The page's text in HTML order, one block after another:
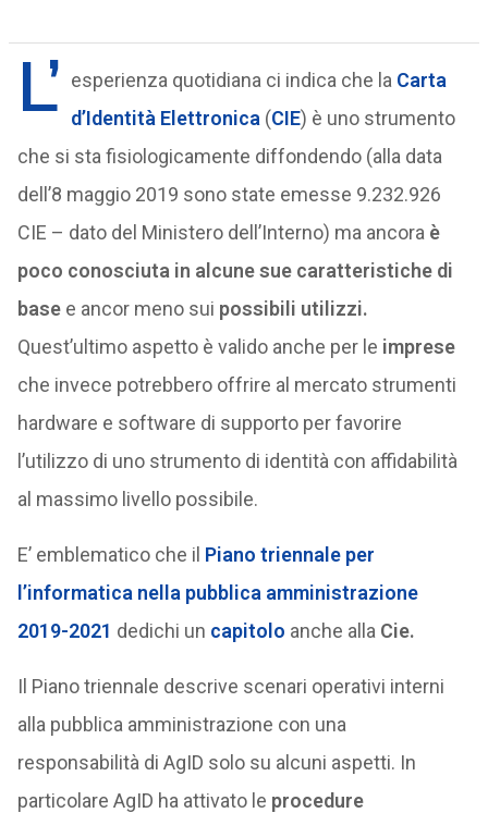
L’ esperienza quotidiana ci indica che la Carta
d’Identità Elettronica (CIE) è uno strumento
che si sta fisiologicamente diffondendo (alla data
dell’8 maggio 2019 sono state emesse 9.232.926
CIE – dato del Ministero dell’Interno) ma ancora è
poco conosciuta in alcune sue caratteristiche di
basee ancor meno sui possibili utilizzi.
Quest’ultimo aspetto è valido anche per le imprese
che invece potrebbero offrire al mercato strumenti
hardware e software di supporto per favorire
l’utilizzo di uno strumento di identità con affidabilità
al massimo livello possibile.
E’ emblematico che il Piano triennale per
l’informatica nella pubblica amministrazione
2019-2021 dedichi un capitolo anche alla Cie.
Il Piano triennale descrive scenari operativi interni
alla pubblica amministrazione con una
responsabilità di AgID solo su alcuni aspetti. In
particolare AgID ha attivato le procedure